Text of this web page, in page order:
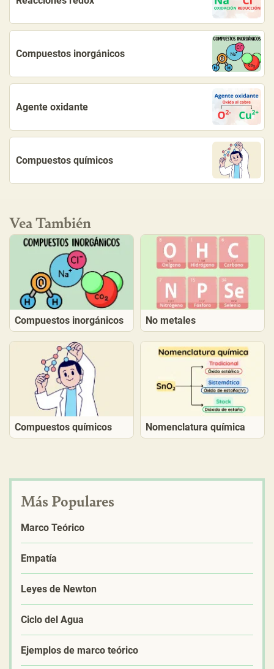
Compuestos inorgánicos
Agente oxidante
Compuestos químicos
Vea También
Compuestos inorgánicos No metales
Compuestos químicos Nomenclatura química
Más Populares
Marco Teórico
Empatía
Leyes de Newton
Ciclo del Agua
Ejemplos de marco teórico